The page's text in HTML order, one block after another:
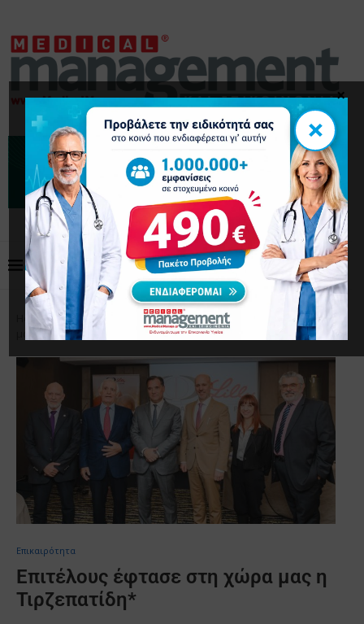
Home Επικαιρότητα
Επιτέλους έφτασε στη χώρα
μας η Τιρζεπατίδη*
Επικαιρότητα
Επιτέλους έφτασε στη χώρα μας η
Τιρζεπατίδη*
×
×